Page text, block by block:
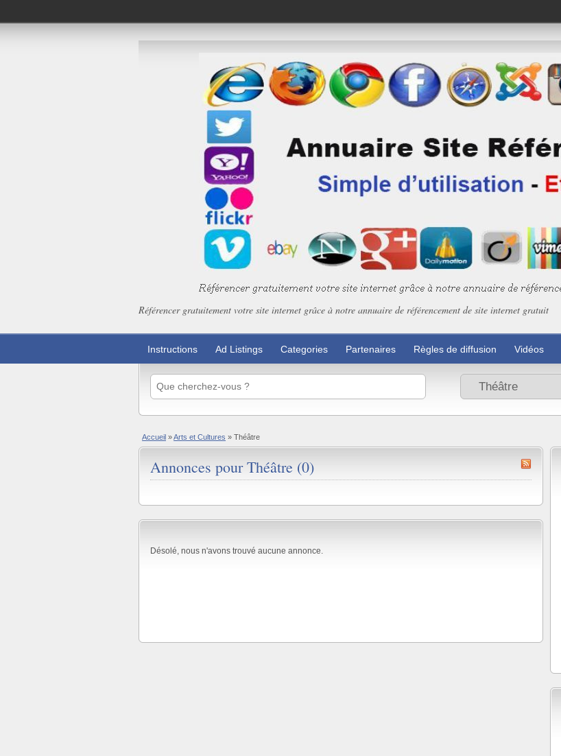
Référencer gratuitement votre site internet grâce à notre annuaire de référencement de site internet gratuit
Instructions Ad Listings Categories Partenaires Règles de diffusion Vidéos
Accueil »Arts et Cultures » Théâtre
Annonces pour Théâtre (0)
Désolé, nous n'avons trouvé aucune annonce.